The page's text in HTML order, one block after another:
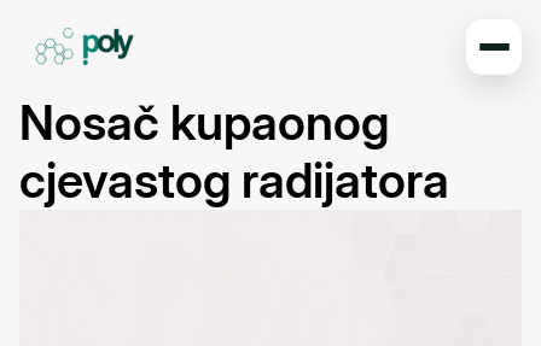
Nosač kupaonog
cjevastog radijatora